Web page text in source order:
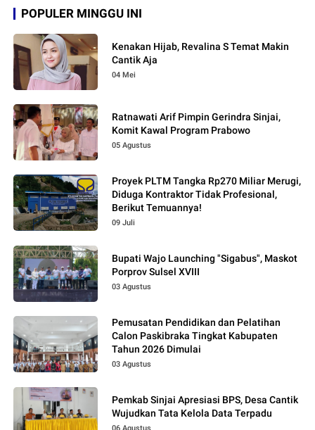
POPULER MINGGU INI
Kenakan Hijab, Revalina S Temat Makin
Cantik Aja
04 Mei
Ratnawati Arif Pimpin Gerindra Sinjai,
Komit Kawal Program Prabowo
05 Agustus
Proyek PLTM Tangka Rp270 Miliar Merugi,
Diduga Kontraktor Tidak Profesional,
Berikut Temuannya!
09 Juli
Bupati Wajo Launching "Sigabus", Maskot
Porprov Sulsel XVIII
03 Agustus
Pemusatan Pendidikan dan Pelatihan
Calon Paskibraka Tingkat Kabupaten
Tahun 2026 Dimulai
03 Agustus
Pemkab Sinjai Apresiasi BPS, Desa Cantik
Wujudkan Tata Kelola Data Terpadu
06 Agustus